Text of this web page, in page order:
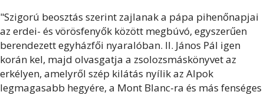
"Szigorú beosztás szerint zajlanak a pápa pihenőnapjai
az erdei- és vörösfenyők között megbúvó, egyszerűen
berendezett egyházfői nyaralóban. II. János Pál igen
korán kel, majd olvasgatja a zsolozsmáskönyvet az
erkélyen, amelyről szép kilátás nyílik az Alpok
legmagasabb hegyére, a Mont Blanc-ra és más fenséges